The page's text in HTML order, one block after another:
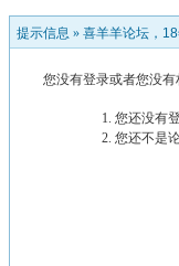
提示信息 » 喜羊羊论坛，
您没有登录或者您没
您还没有
您还不是